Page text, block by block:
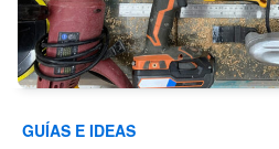
GUÍAS E IDEAS